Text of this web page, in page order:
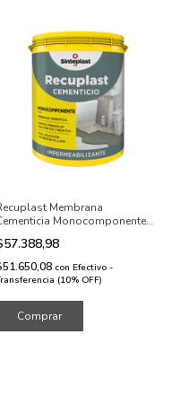
Membrana
Monocomponente
Gris 20kg
con Efectivo -
(10% OFF)